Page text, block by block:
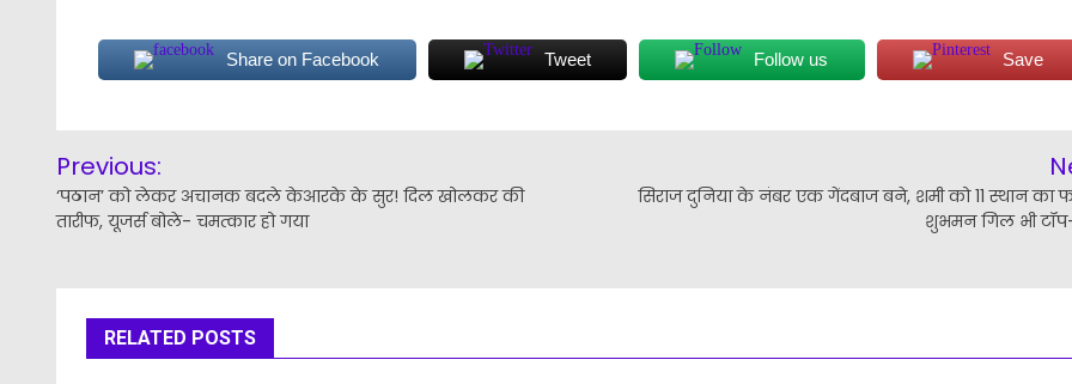
Share on Facebook Tweet Follow us Save
navigation
Previous:
‘पठान’ को लेकर अचानक बदले केआरके के सुर! दिल खोलकर की
तारीफ, यूजर्स बोले- चमत्कार हो गया
सिराज दुनिया के नंबर एक गेंदबाज बने, शमी को 11 स्थान का
शुभमन गिल भी
RELATED POSTS